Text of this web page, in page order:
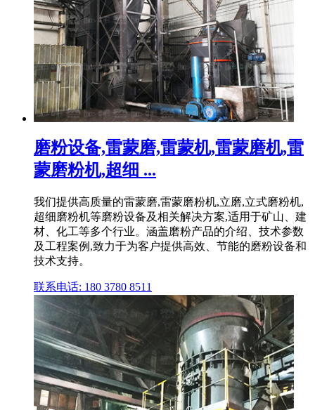
磨粉设备,雷蒙磨,雷蒙机,雷蒙磨机,雷
蒙磨粉机,超细 ...
我们提供高质量的雷蒙磨,雷蒙磨粉机,立磨,立式磨粉机,
超细磨粉机等磨粉设备及相关解决方案,适用于矿山、建
材、化工等多个行业。涵盖磨粉产品的介绍、技术参数
及工程案例,致力于为客户提供高效、节能的磨粉设备和
技术支持。
联系电话: 180 3780 8511